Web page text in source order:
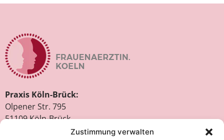
Zustimmung verwalten
Praxis Köln-Brück:
Olpener Str. 795
51109 Köln-Brück
Tel. 0221 – 84 24 34